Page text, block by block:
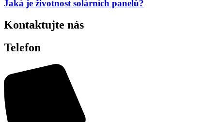
Jaká je životnost solárních panelů?
Kontaktujte nás
Telefon